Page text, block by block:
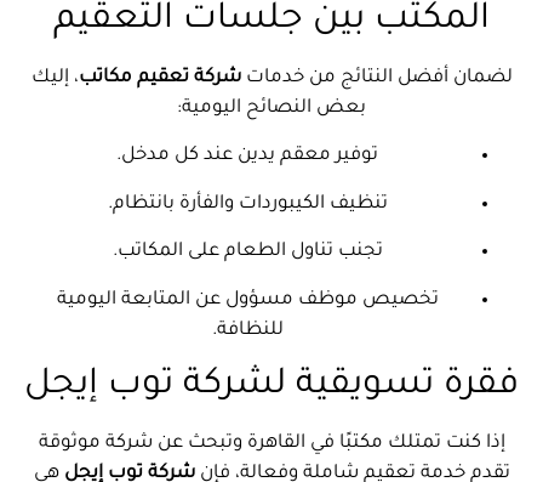
المكتب بين جلسات التعقيم
لضمان أفضل النتائج من خدماتشركة تعقيم مكاتب، إليك
بعض النصائح اليومية:
توفير معقم يدين عند كل مدخل.
تنظيف الكيبوردات والفأرة بانتظام.
تجنب تناول الطعام على المكاتب.
تخصيص موظف مسؤول عن المتابعة اليومية
للنظافة.
فقرة تسويقية لشركة توب إيجل
إذا كنت تمتلك مكتبًا في القاهرة وتبحث عن شركة موثوقة
تقدم خدمة تعقيم شاملة وفعالة، فإنشركة توب إيجل هي